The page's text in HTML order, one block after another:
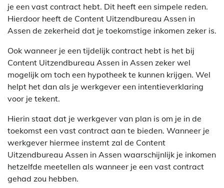
je een vast contract hebt. Dit heeft een simpele reden.
Hierdoor heeft de Content Uitzendbureau Assen in
Assen de zekerheid dat je toekomstige inkomen zeker is.
Ook wanneer je een tijdelijk contract hebt is het bij
Content Uitzendbureau Assen in Assen zeker wel
mogelijk om toch een hypotheek te kunnen krijgen. Wel
helpt het dan als je werkgever een intentieverklaring
voor je tekent.
Hierin staat dat je werkgever van plan is om je in de
toekomst een vast contract aan te bieden. Wanneer je
werkgever hiermee instemt zal de Content
Uitzendbureau Assen in Assen waarschijnlijk je inkomen
hetzelfde meetellen als wanneer je een vast contract
gehad zou hebben.